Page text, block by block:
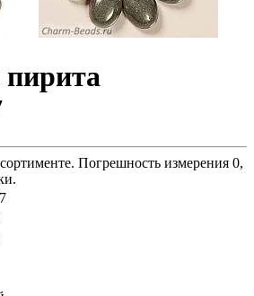
Погрешность измерения 0,